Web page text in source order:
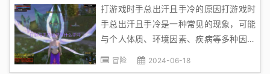
呢？首先，我们需要了解游戏对于孩子...
打游戏时手总出汗且手冷的原因打游戏时
手总出汗且手冷是一种常见的现象，可能
与个人体质、环境因素、疾病等多种因素
有关。本文将介绍这些因素，帮助大家更
冒险 2024-06-18